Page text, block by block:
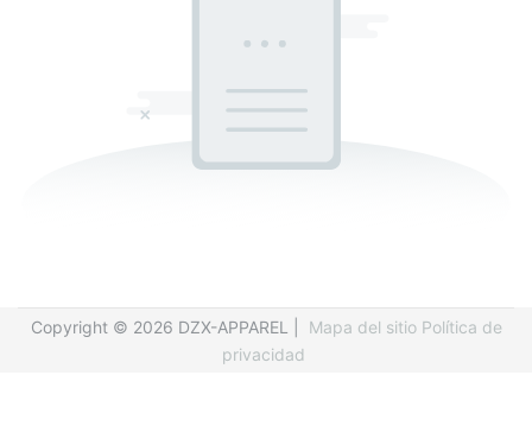
Copyright © 2026 DZX-APPAREL | Mapa del sitio Política de
privacidad